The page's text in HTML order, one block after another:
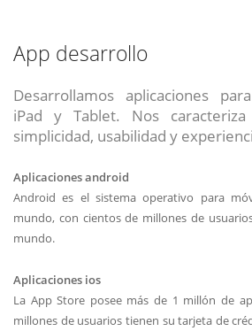
App desarrollo
Desarrollamos aplicaciones
iPad y Tablet. Nos
simplicidad, usabilidad y
Aplicaciones android
Android es el sistema operativo para
mundo, con cientos de millones de
mundo.
Aplicaciones ios
La App Store posee más de 1 millón de
millones de usuarios tienen su tarjeta de